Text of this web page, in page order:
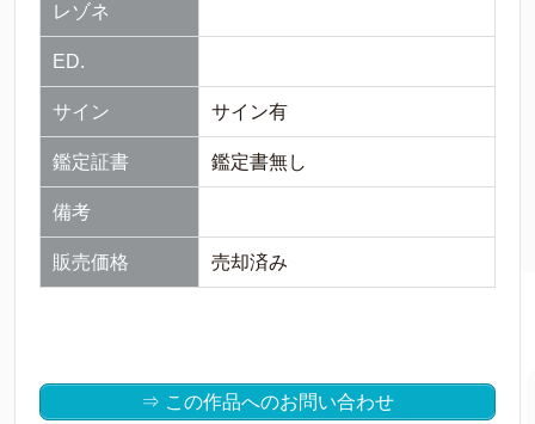
レゾネ
ED.
サイン サイン有
鑑定証書 鑑定書無し
備考
販売価格 売却済み
⇒ この作品へのお問い合わせ